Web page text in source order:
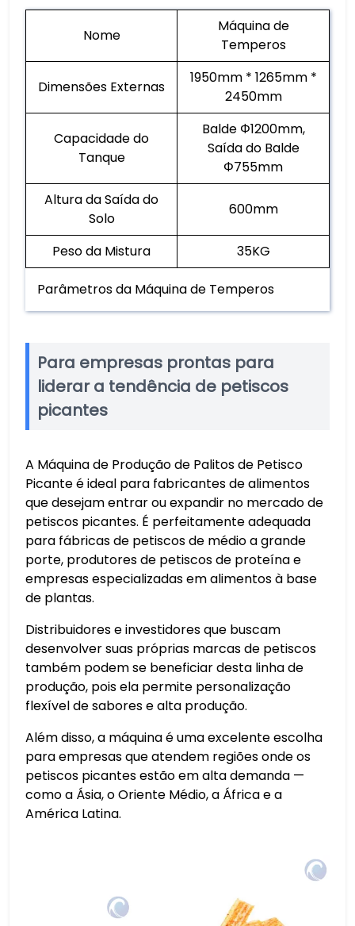
Nome
Máquina de
Temperos
Dimensões Externas
1950mm * 1265mm *
2450mm
Capacidade do
Tanque
Balde Φ1200mm,
Saída do Balde
Φ755mm
Altura da Saída do
Solo
600mm
Peso da Mistura 35KG
Parâmetros da Máquina de Temperos
Para empresas prontas para
liderar a tendência de petiscos
picantes
A Máquina de Produção de Palitos de Petisco
Picante é ideal para fabricantes de alimentos
que desejam entrar ou expandir no mercado de
petiscos picantes. É perfeitamente adequada
para fábricas de petiscos de médio a grande
porte, produtores de petiscos de proteína e
empresas especializadas em alimentos à base
de plantas.
Distribuidores e investidores que buscam
desenvolver suas próprias marcas de petiscos
também podem se beneficiar desta linha de
produção, pois ela permite personalização
flexível de sabores e alta produção.
Além disso, a máquina é uma excelente escolha
para empresas que atendem regiões onde os
petiscos picantes estão em alta demanda —
como a Ásia, o Oriente Médio, a África e a
América Latina.